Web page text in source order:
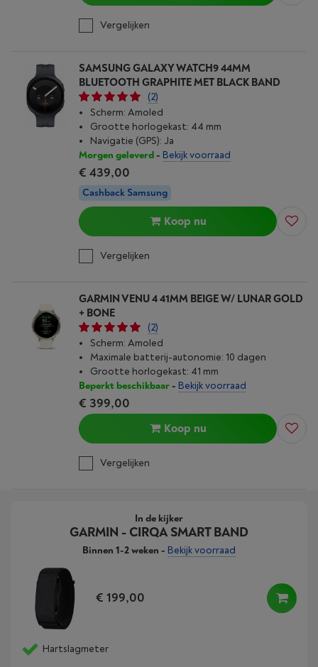
Vergelijken
SAMSUNG GALAXY WATCH9 44MM
BLUETOOTH GRAPHITE MET BLACK BAND
(2)
Scherm: Amoled
Grootte horlogekast: 44 mm
Navigatie (GPS): Ja
Morgen geleverd- Bekijk voorraad
€ 439,00
Cashback Samsung
Koop nu
Vergelijken
GARMIN VENU 4 41MM BEIGE W/ LUNAR GOLD
+ BONE
(2)
Scherm: Amoled
Maximale batterij-autonomie: 10 dagen
Grootte horlogekast: 41 mm
Beperkt beschikbaar- Bekijk voorraad
€ 399,00
Koop nu
Vergelijken
In de kijker
GARMIN - CIRQA SMART BAND
Binnen 1-2 weken - Bekijk voorraad
€ 199,00
Hartslagmeter